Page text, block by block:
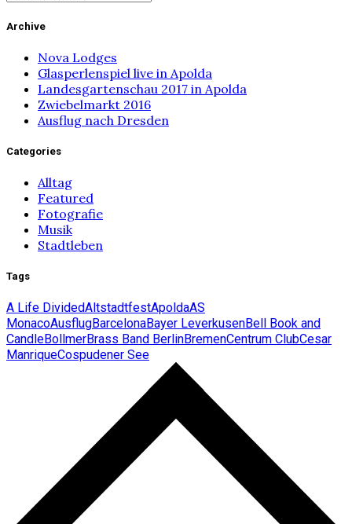
Archive
Nova Lodges
Glasperlenspiel live in Apolda
Landesgartenschau 2017 in Apolda
Zwiebelmarkt 2016
Ausflug nach Dresden
Categories
Alltag
Featured
Fotografie
Musik
Stadtleben
Tags
A Life DividedAltstadtfestApoldaAS
MonacoAusflugBarcelonaBayer LeverkusenBell Book and
CandleBollmerBrass Band BerlinBremenCentrum ClubCesar
ManriqueCospudener See